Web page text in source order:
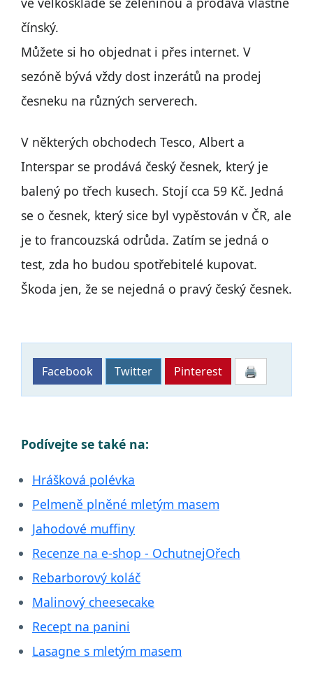
čínský.
Můžete si ho objednat i přes internet. V
sezóně bývá vždy dost inzerátů na prodej
česneku na různých serverech.
V některých obchodech Tesco, Albert a
Interspar se prodává český česnek, který je
balený po třech kusech. Stojí cca 59 Kč. Jedná
se o česnek, který sice byl vypěstován v ČR, ale
je to francouzská odrůda. Zatím se jedná o
test, zda ho budou spotřebitelé kupovat.
Škoda jen, že se nejedná o pravý český česnek.
Facebook Twitter Pinterest 🖨
Podívejte se také na:
Hrášková polévka
Pelmeně plněné mletým masem
Jahodové muffiny
Recenze na e-shop - OchutnejOřech
Rebarborový koláč
Malinový cheesecake
Recept na panini
Lasagne s mletým masem